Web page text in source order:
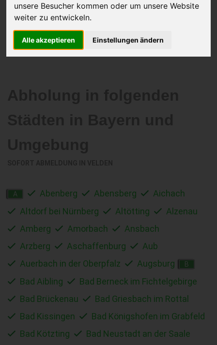
unsere Besucher kommen oder um unsere Website
weiter zu entwickeln.
Alle akzeptieren Einstellungen ändern
Abholung, auf Wunsch sofort Geld. Ihre Daten werden nicht mit Dritten
Wir garantieren 100% Sicherheit.
A Abenberg Abensberg
Aichach
Altdorf bei Nürnberg
Altötting
Alzenau
Amberg
Amorbach
Ansbach
Arzberg
Aschaffenburg
Aub
Auerbach in der Oberpfalz
Augsburg B
Bad Aibling
Bad Berneck im Fichtelgebirge
Bad Brückenau
Bad Griesbach im Rottal
Bad Kissingen
Bad Königshofen im Grabfeld
Bad Kötzting
Bad Neustadt an der Saale